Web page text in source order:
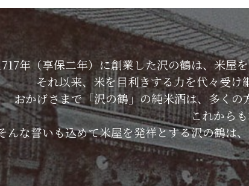
年（享保二年）に創業した沢の鶴は、米屋
それ以来、米を目利きする力を代々受け
おかげさまで「沢の鶴」の純米酒は、多くの
これから
んな誓いも込めて米屋を発祥とする沢の鶴は